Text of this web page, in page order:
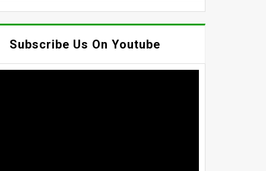
Subscribe Us On Youtube